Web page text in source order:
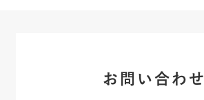
お問い合わせ